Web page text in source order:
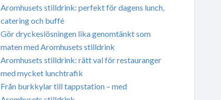
Aromhusets stilldrink: perfekt för dagens lunch,
catering och buffé
Gör dryckeslösningen lika genomtänkt som
maten med Aromhusets stilldrink
Aromhusets stilldrink: rätt val för restauranger
med mycket lunchtrafik
Från burkkylar till tappstation – med